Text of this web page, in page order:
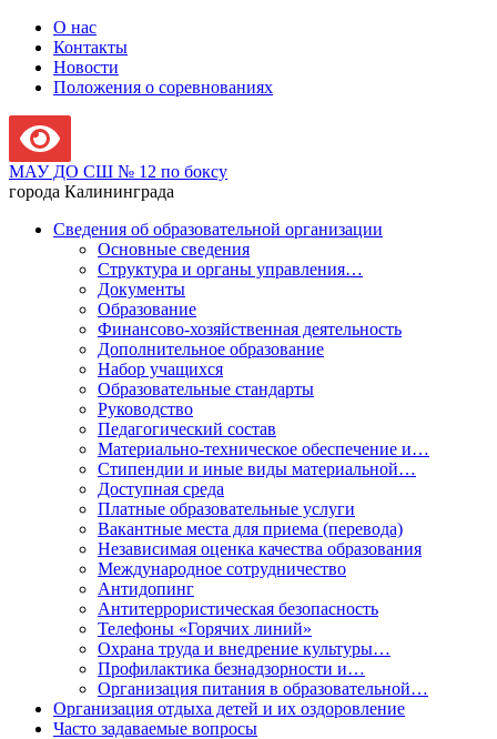
О нас
Контакты
Новости
Положения о соревнованиях
МАУ ДО СШ № 12 по боксу
города Калининграда
Сведения об образовательной организации
Основные сведения
Структура и органы управления…
Документы
Образование
Финансово-хозяйственная деятельность
Дополнительное образование
Набор учащихся
Образовательные стандарты
Руководство
Педагогический состав
Материально-техническое обеспечение и…
Стипендии и иные виды материальной…
Доступная среда
Платные образовательные услуги
Вакантные места для приема (перевода)
Независимая оценка качества образования
Международное сотрудничество
Антидопинг
Антитеррористическая безопасность
Телефоны «Горячих линий»
Охрана труда и внедрение культуры…
Профилактика безнадзорности и…
Организация питания в образовательной…
Организация отдыха детей и их оздоровление
Часто задаваемые вопросы